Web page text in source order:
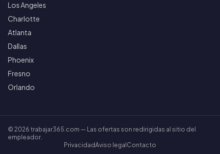
Los Angeles
Charlotte
Atlanta
Dallas
Phoenix
Fresno
Orlando
© 2026 trabajar365.com — Las ofertas son redirigidas al sitio del
empleador.
PrivacidadAviso legal Contacto